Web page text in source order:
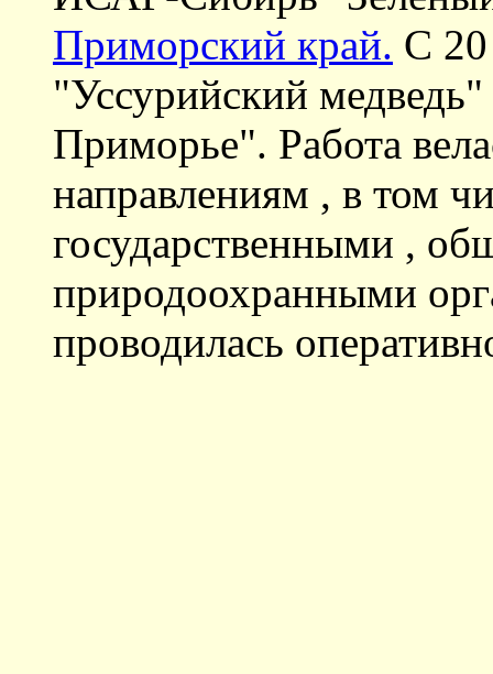
Приморский край. С
"Уссурийский
Приморье". Работа
направлениям , в том
государственными ,
природоохранными
проводилась